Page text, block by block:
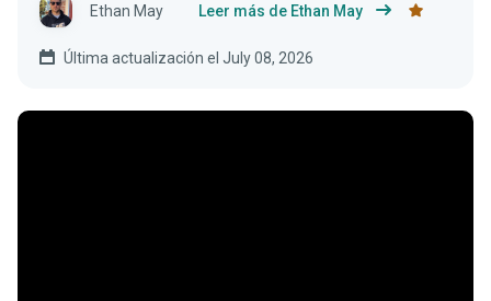
Ethan May Leer más de Ethan May
Última actualización el July 08, 2026